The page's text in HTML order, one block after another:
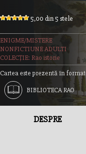
5,00 din 5 stele
ENIGME/MISTERE
NONFICTIUNE ADULTI
COLECȚIE: Rao istorie
Cartea este prezentă în
BIBLIOTECA RAO
DESPRE